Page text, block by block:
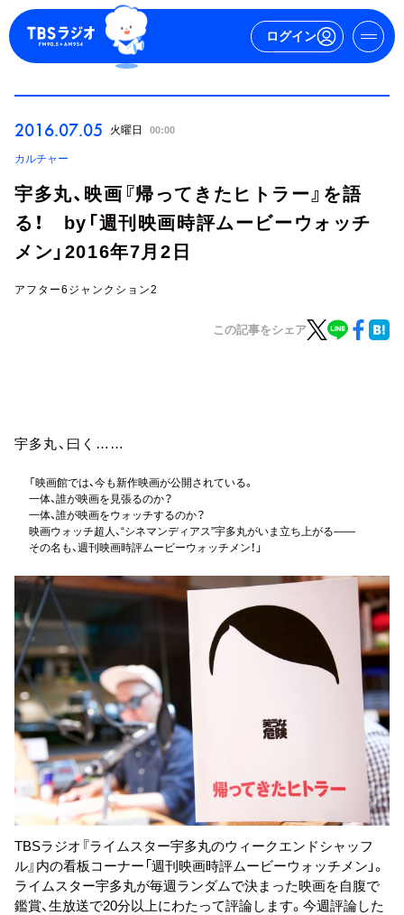
ログイン
YouTube
会社情報
2016.07.05 火曜日 00:00
カルチャー
宇多丸、映画『帰ってきたヒトラー』を語
る！ by「週刊映画時評ムービーウォッチ
メン」2016年7月2日
アフター6ジャンクション2
この記事をシェア
宇多丸、曰く……
「映画館では、今も新作映画が公開されている。
一体、誰が映画を見張るのか？
一体、誰が映画をウォッチするのか？
映画ウォッチ超人、“シネマンディアス”宇多丸がいま立ち上がる——
その名も、週刊映画時評ムービーウォッチメン！」
TBSラジオ『ライムスター宇多丸のウィークエンドシャッフ
ル』内の看板コーナー「週刊映画時評ムービーウォッチメン」。
ライムスター宇多丸が毎週ランダムで決まった映画を自腹で
鑑賞、生放送で20分以上にわたって評論します。今週評論した